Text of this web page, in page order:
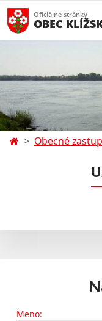
Oficiálne stránky
OBEC
Obecné
Meno: